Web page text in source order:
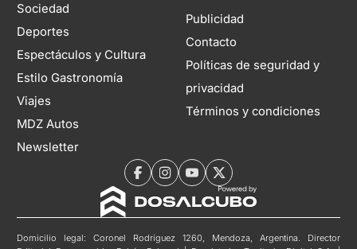
Sociedad
Deportes
Espectáculos y Cultura
Estilo Gastronomía
Viajes
MDZ Autos
Newsletter
Publicidad
Contacto
Políticas de seguridad y
privacidad
Términos y condiciones
Domicilio legal: Coronel Rodríguez 1260, Mendoza, Argentina. Director